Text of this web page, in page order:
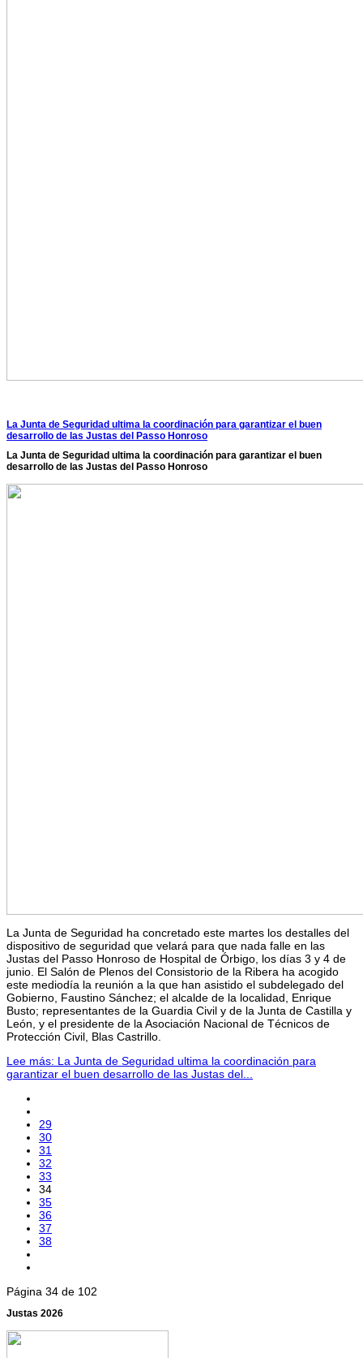
La Junta de Seguridad ultima la coordinación para garantizar el buen
desarrollo de las Justas del Passo Honroso
La Junta de Seguridad ultima la coordinación para garantizar el buen
desarrollo de las Justas del Passo Honroso
La Junta de Seguridad ha concretado este martes los destalles del
dispositivo de seguridad que velará para que nada falle en las
Justas del Passo Honroso de Hospital de Órbigo, los días 3 y 4 de
junio. El Salón de Plenos del Consistorio de la Ribera ha acogido
este mediodía la reunión a la que han asistido el subdelegado del
Gobierno, Faustino Sánchez; el alcalde de la localidad, Enrique
Busto; representantes de la Guardia Civil y de la Junta de Castilla y
León, y el presidente de la Asociación Nacional de Técnicos de
Protección Civil, Blas Castrillo.
Lee más: La Junta de Seguridad ultima la coordinación para
garantizar el buen desarrollo de las Justas del...
29
30
31
32
33
34
35
36
37
38
Página 34 de 102
Justas 2026